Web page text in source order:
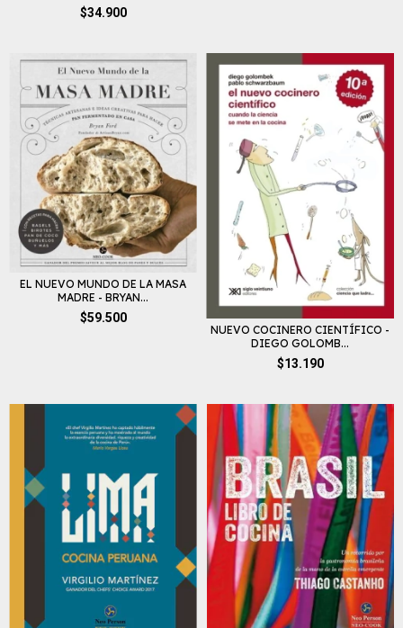
$34.900
EL NUEVO MUNDO DE LA MASA
MADRE - BRYAN...
$59.500
NUEVO COCINERO CIENTÍFICO -
DIEGO GOLOMB...
$13.190